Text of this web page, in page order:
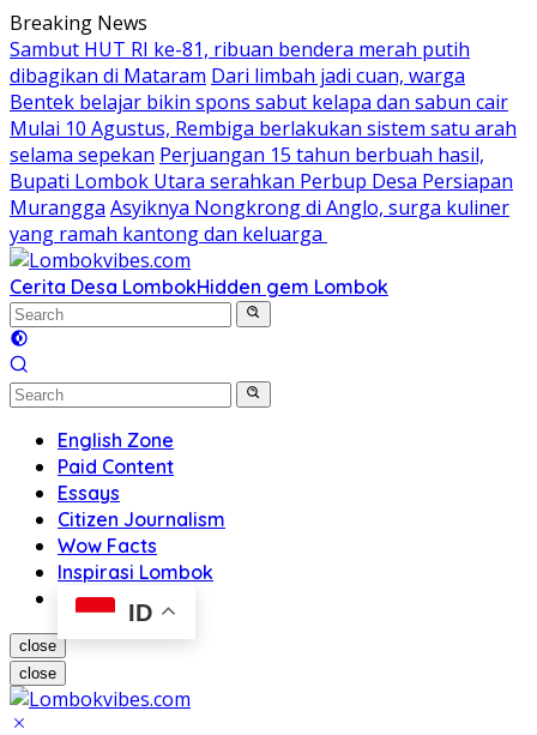
Skip
to
content
Breaking News
Sambut HUT RI ke-81, ribuan bendera merah putih
dibagikan di Mataram Dari limbah jadi cuan, warga
Bentek belajar bikin spons sabut kelapa dan sabun cair
Mulai 10 Agustus, Rembiga berlakukan sistem satu arah
selama sepekan Perjuangan 15 tahun berbuah hasil,
Bupati Lombok Utara serahkan Perbup Desa Persiapan
Murangga Asyiknya Nongkrong di Anglo, surga kuliner
yang ramah kantong dan keluarga
Cerita Desa LombokHidden gem Lombok
English Zone
Paid Content
Essays
Citizen Journalism
Wow Facts
Inspirasi Lombok
ID
close
close